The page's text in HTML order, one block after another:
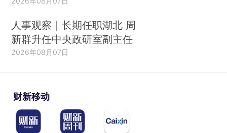
人事观察｜长期任职湖北 周
新群升任中央政研室副主任
2026年08月07日
财新移动